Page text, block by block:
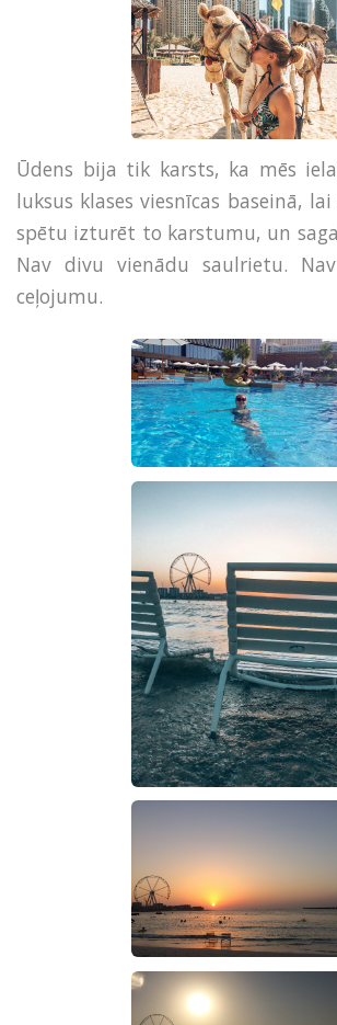
Ūdens bija tik karsts, ka mēs
luksus klases viesnīcas baseinā,
spētu izturēt to karstumu, un
Nav divu vienādu saulrietu.
ceļojumu.